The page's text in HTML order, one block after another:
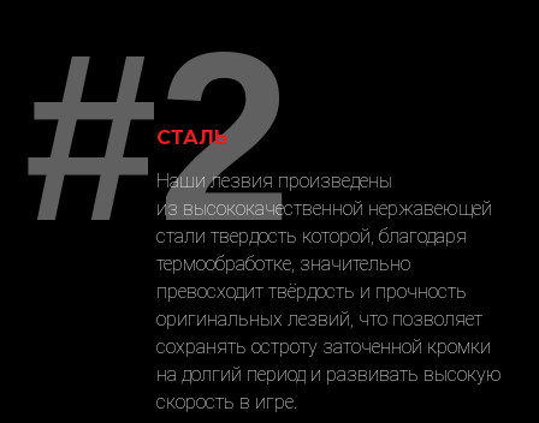
СТАЛЬ
Наши лезвия произведены
из высококачественной нержавеющей
стали твердость которой, благодаря
термообработке, значительно
превосходит твёрдость и прочность
оригинальных лезвий, что позволяет
сохранять остроту заточенной кромки
на долгий период и развивать высокую
скорость в игре.
#2